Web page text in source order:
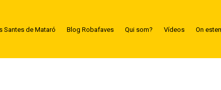
Santes de Mataró Blog Robafaves Qui som? Vídeos On